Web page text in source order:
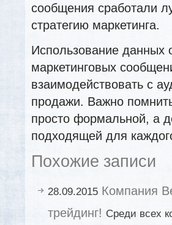
сообщения сработали
стратегию маркетинга.
Использование данных
маркетинговых
взаимодействовать с
продажи. Важно
просто формальной, а
подходящей для
Похожие записи
28.09.2015 Компания
трейдинг! Среди всех